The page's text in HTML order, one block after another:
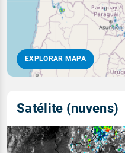
EXPLORAR MAPA
Satélite (nuvens)